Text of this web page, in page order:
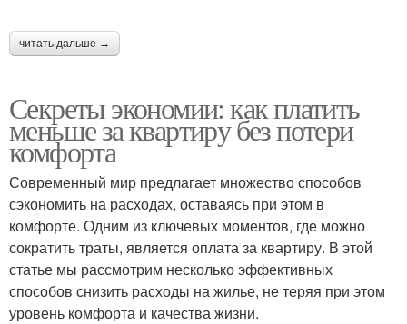
читать дальше →
Секреты экономии: как платить
меньше за квартиру без потери
комфорта
Современный мир предлагает множество способов
сэкономить на расходах, оставаясь при этом в
комфорте. Одним из ключевых моментов, где можно
сократить траты, является оплата за квартиру. В этой
статье мы рассмотрим несколько эффективных
способов снизить расходы на жилье, не теряя при этом
уровень комфорта и качества жизни.